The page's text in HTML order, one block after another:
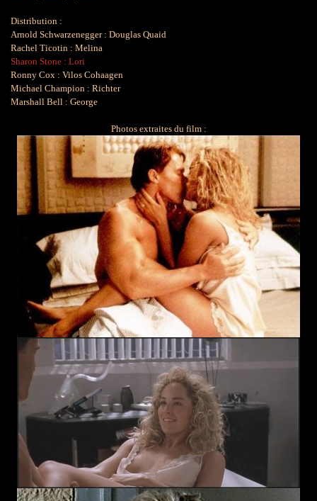
Distribution :
Arnold Schwarzenegger : Douglas Quaid
Rachel Ticotin : Melina
Sharon Stone : Lori
Ronny Cox : Vilos Cohaagen
Michael Champion : Richter
Marshall Bell : George
Photos extraites du film :